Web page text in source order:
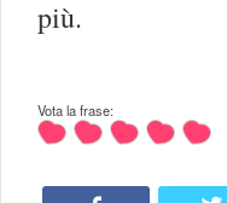
più.
Vota la frase: